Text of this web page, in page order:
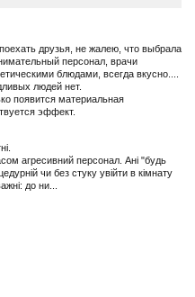
друзья, не жалею, что выбрала
персонал, врачи
блюдами, всегда вкусно....
людей нет.
появится материальная
эффект.
агресивний персонал. Ані "будь
чи без стуку увійти в кімнату
до ни...